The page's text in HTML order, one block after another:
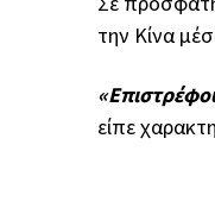
την Κίνα
είπε